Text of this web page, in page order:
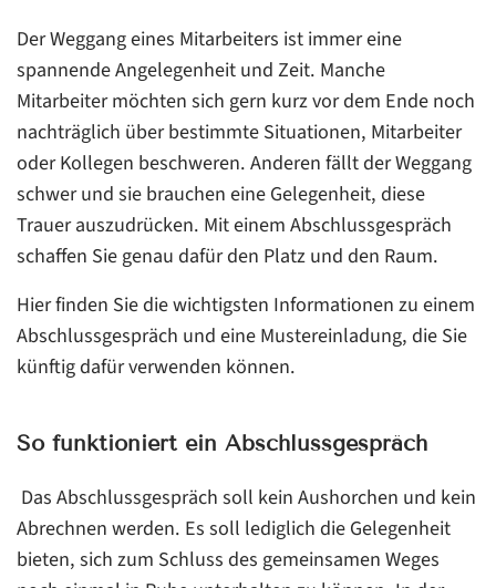
Mustervorlage: Einladung zum Abschlussgespräch
So führen Sie das Gespräch: Inhaltliche Fragen
Nachbereitungsmaßnahmen und freiwillige
Kontaktaufnahme
Informieren Sie das Team über den Abschied
Fazit
Der Weggang eines Mitarbeiters ist immer eine
spannende Angelegenheit und Zeit. Manche
Mitarbeiter möchten sich gern kurz vor dem Ende noch
nachträglich über bestimmte Situationen, Mitarbeiter
oder Kollegen beschweren. Anderen fällt der Weggang
schwer und sie brauchen eine Gelegenheit, diese
Trauer auszudrücken. Mit einem Abschlussgespräch
schaffen Sie genau dafür den Platz und den Raum.
Hier finden Sie die wichtigsten Informationen zu einem
Abschlussgespräch und eine Mustereinladung, die Sie
künftig dafür verwenden können.
So funktioniert ein Abschlussgespräch
Das Abschlussgespräch soll kein Aushorchen und kein
Abrechnen werden. Es soll lediglich die Gelegenheit
bieten, sich zum Schluss des gemeinsamen Weges